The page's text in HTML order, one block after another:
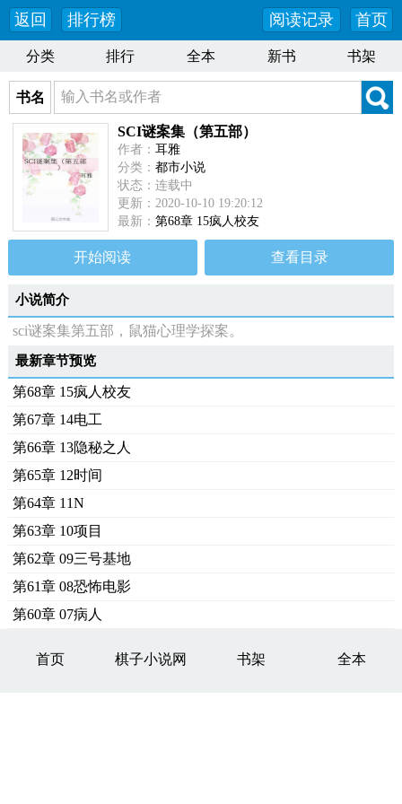
返回 排行榜 首页
阅读记录
分类 排行 全本 新书 书架
书名
SCI谜案集（第五部）
作者： 耳雅
分类： 都市小说
状态：连载中
更新：2020-10-10 19:20:12
最新： 第68章 15疯人校友
开始阅读 查看目录
小说简介
sci谜案集第五部，鼠猫心理学探案。
最新章节预览
第68章 15疯人校友
第67章 14电工
第66章 13隐秘之人
第65章 12时间
第64章 11N
第63章 10项目
第62章 09三号基地
第61章 08恐怖电影
第60章 07病人
首页 棋子小说网 书架 全本